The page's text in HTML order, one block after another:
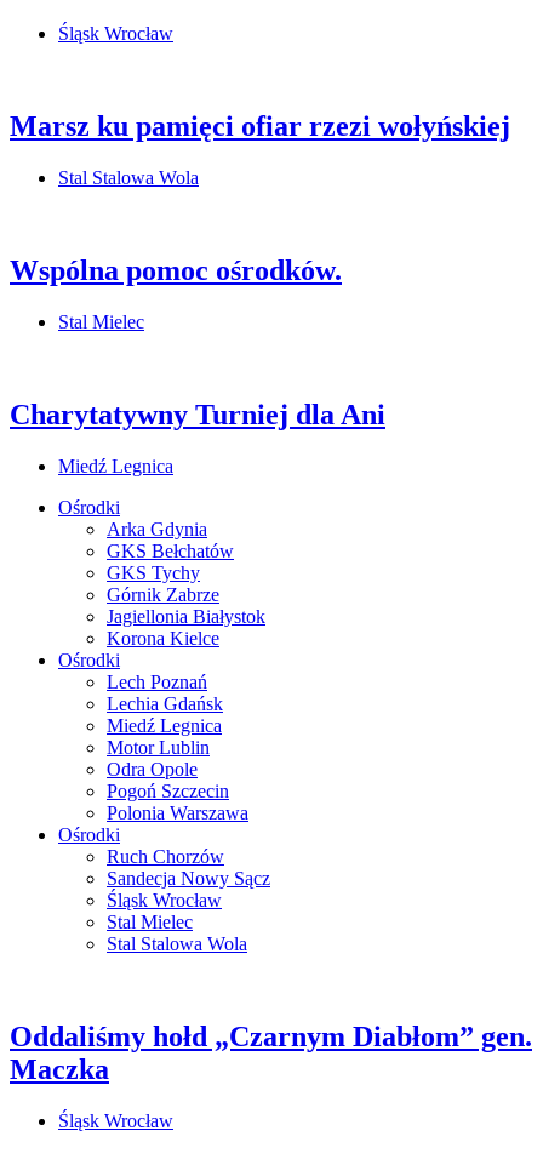
Śląsk Wrocław
Marsz ku pamięci ofiar rzezi wołyńskiej
Stal Stalowa Wola
Wspólna pomoc ośrodków.
Stal Mielec
Charytatywny Turniej dla Ani
Miedź Legnica
Ośrodki
Arka Gdynia
GKS Bełchatów
GKS Tychy
Górnik Zabrze
Jagiellonia Białystok
Korona Kielce
Ośrodki
Lech Poznań
Lechia Gdańsk
Miedź Legnica
Motor Lublin
Odra Opole
Pogoń Szczecin
Polonia Warszawa
Ośrodki
Ruch Chorzów
Sandecja Nowy Sącz
Śląsk Wrocław
Stal Mielec
Stal Stalowa Wola
Oddaliśmy hołd „Czarnym Diabłom” gen.
Maczka
Śląsk Wrocław